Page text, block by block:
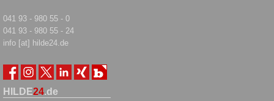
041 93 - 980 55 - 0
041 93 - 980 55 - 24
info [at] hilde24.de
HILDE24.de